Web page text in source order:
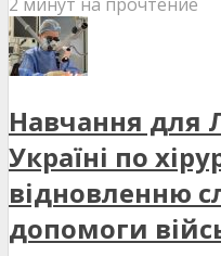
Навчання для
Україні по
відновленню
допомоги